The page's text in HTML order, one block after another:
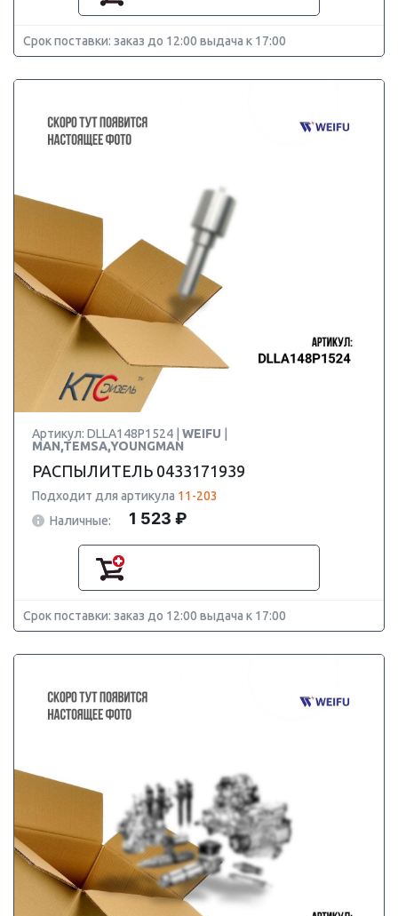
Срок поставки: заказ до 12:00 выдача к 17:00
Артикул: DLLA148P1524 | WEIFU
MAN,TEMSA,YOUNGMAN
РАСПЫЛИТЕЛЬ 0433171939
Подходит для артикула 11-203
Наличные:
1 523 ₽
Срок поставки: заказ до 12:00 выдача к 17:00